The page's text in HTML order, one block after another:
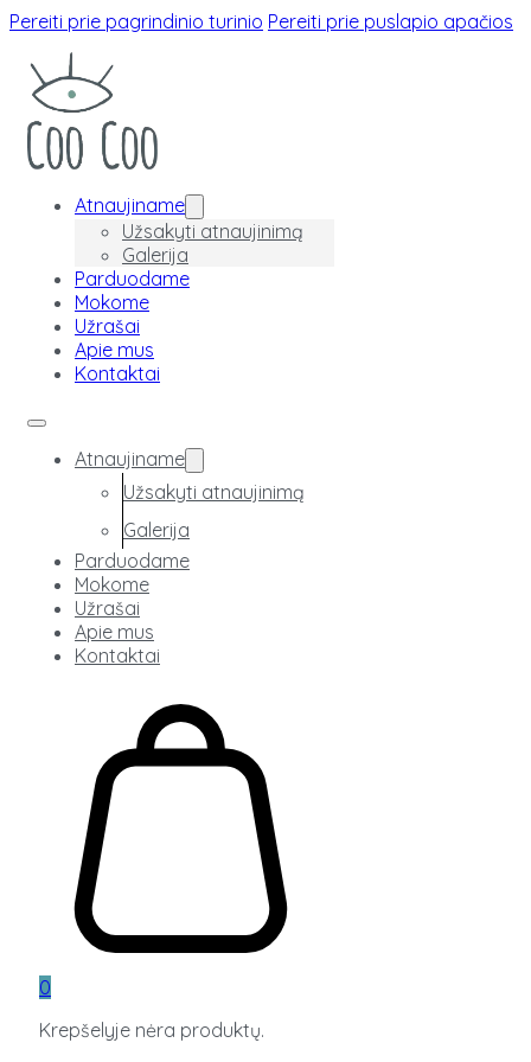
Pereiti prie pagrindinio turinio Pereiti prie puslapio apačios
Atnaujiname
Užsakyti atnaujinimą
Galerija
Parduodame
Mokome
Užrašai
Apie mus
Kontaktai
Atnaujiname
Užsakyti atnaujinimą
Galerija
Parduodame
Mokome
Užrašai
Apie mus
Kontaktai
0
Krepšelyje nėra produktų.